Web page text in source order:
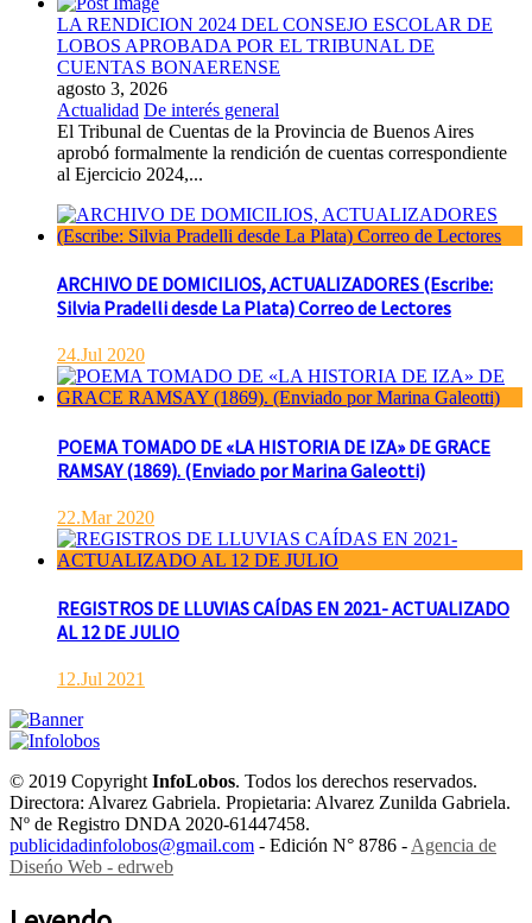
LA RENDICION 2024 DEL CONSEJO ESCOLAR DE
LOBOS APROBADA POR EL TRIBUNAL DE
CUENTAS BONAERENSE
agosto 3, 2026
Actualidad De interés general
El Tribunal de Cuentas de la Provincia de Buenos Aires
aprobó formalmente la rendición de cuentas correspondiente
al Ejercicio 2024,...
ARCHIVO DE DOMICILIOS, ACTUALIZADORES (Escribe:
Silvia Pradelli desde La Plata) Correo de Lectores
24.Jul 2020
POEMA TOMADO DE «LA HISTORIA DE IZA» DE GRACE
RAMSAY (1869). (Enviado por Marina Galeotti)
22.Mar 2020
REGISTROS DE LLUVIAS CAÍDAS EN 2021- ACTUALIZADO
AL 12 DE JULIO
12.Jul 2021
© 2019 CopyrightInfoLobos. Todos los derechos reservados.
Directora: Alvarez Gabriela. Propietaria: Alvarez Zunilda Gabriela.
Nº de Registro DNDA 2020-61447458.
publicidadinfolobos@gmail.com - Edición N° 8786 -Agencia de
Diseńo Web - edrweb